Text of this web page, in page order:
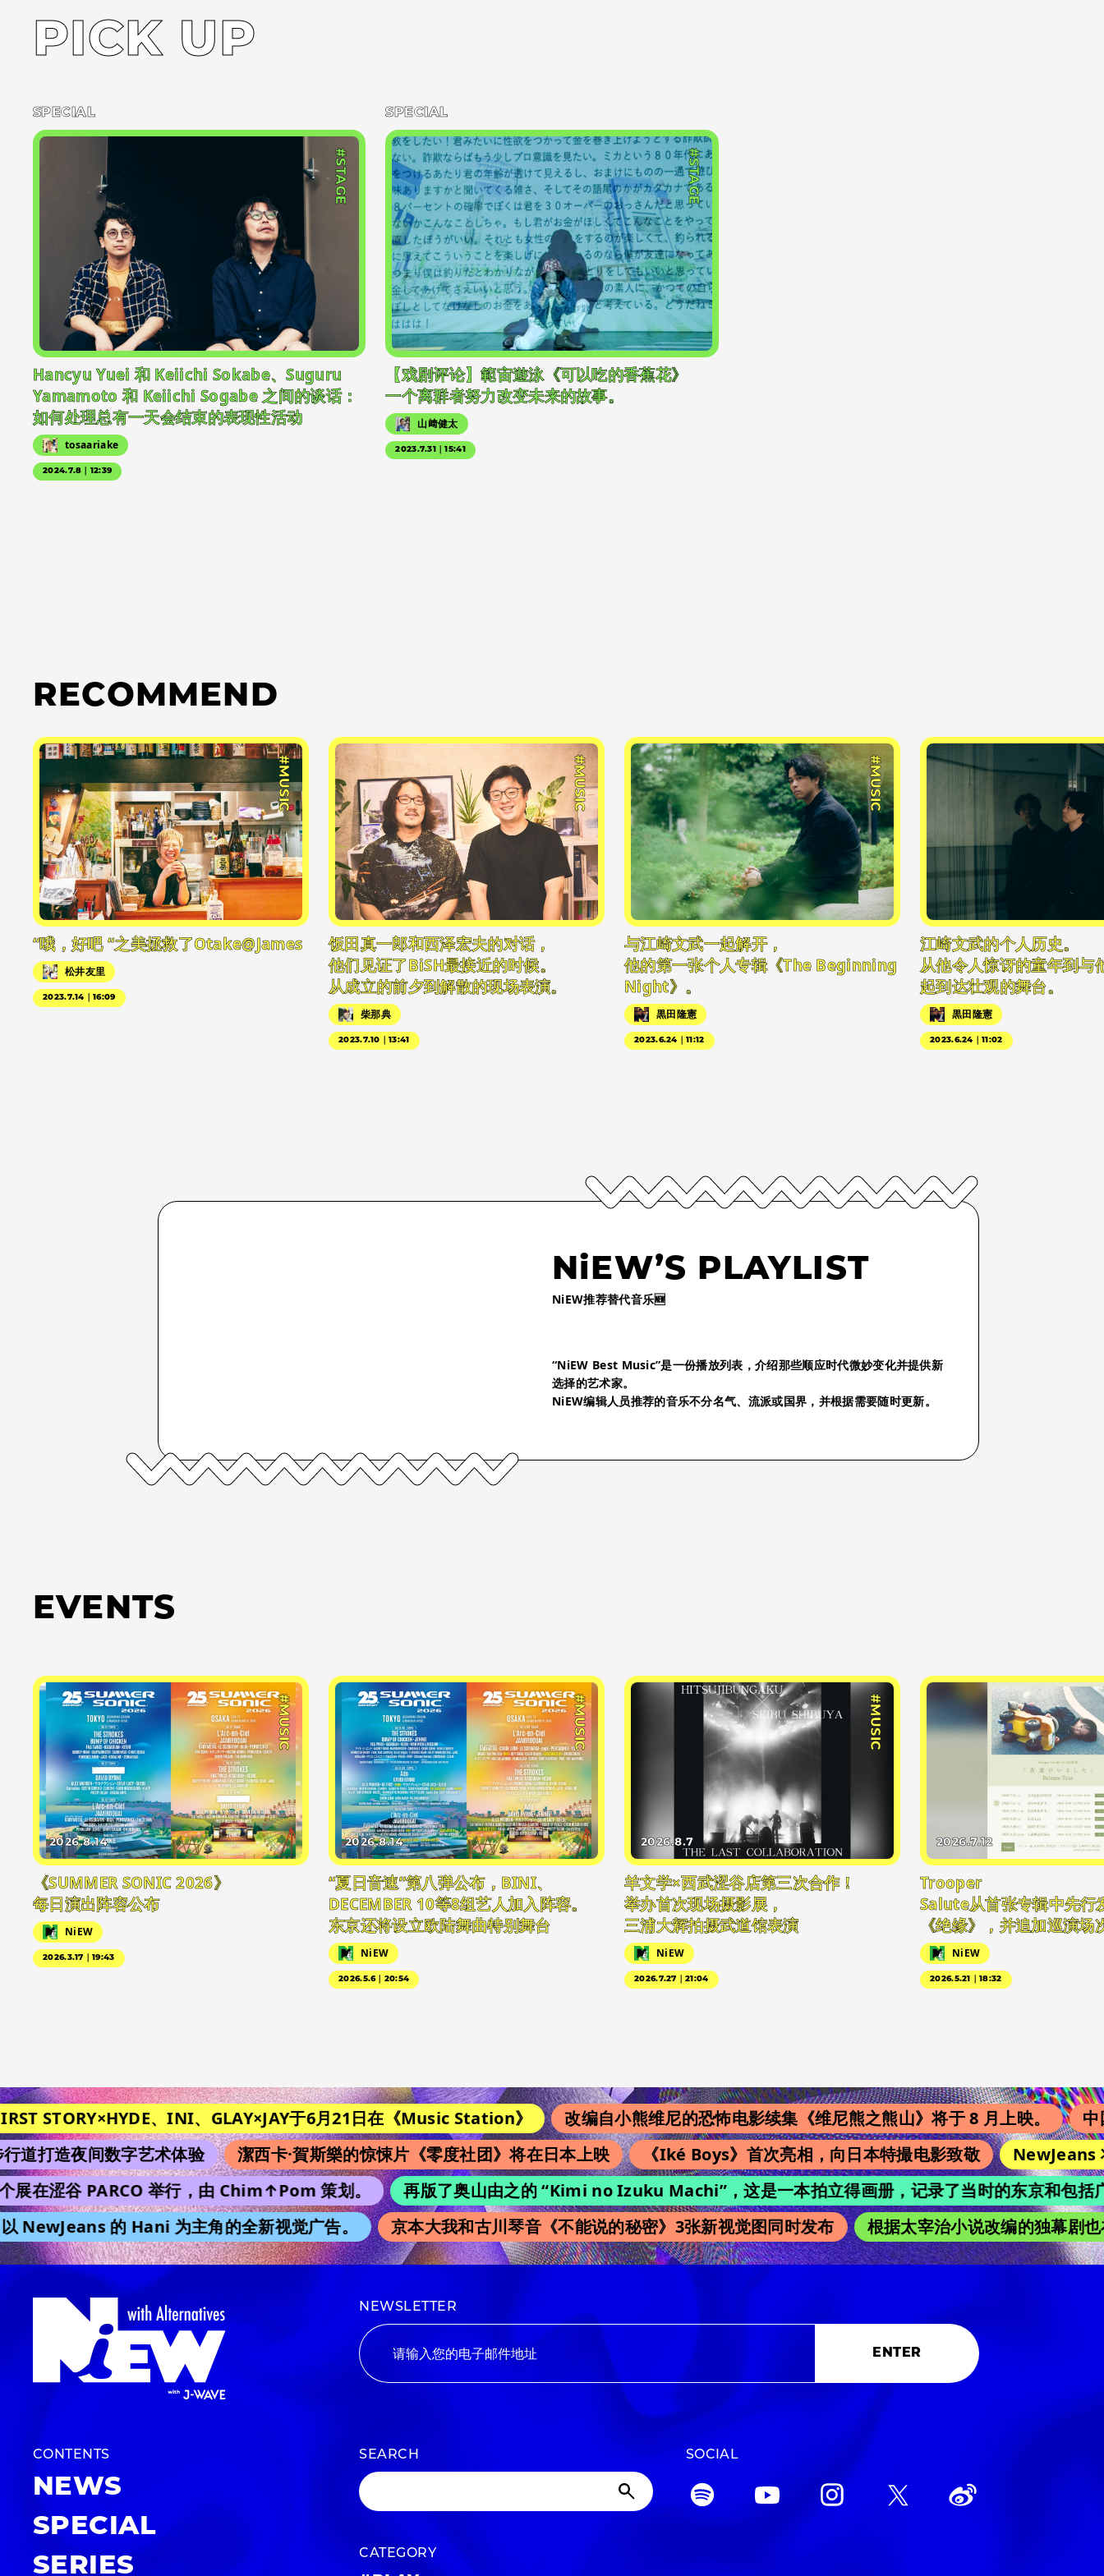
PICK UP
SPECIAL
#STAGE
Hancyu Yuei 和 Keiichi Sokabe、Suguru
Yamamoto 和 Keiichi Sogabe 之间的谈话：
如何处理总有一天会结束的表现性活动
tosaariake
2024.7.8｜12:39
SPECIAL
#STAGE
【戏剧评论】範宙遊泳《可以吃的香蕉花》
一个离群者努力改变未来的故事。
山﨑健太
2023.7.31｜15:41
RECOMMEND
#MUSIC
“哦，好吧 “之美拯救了Otake@James
松井友里
2023.7.14｜16:09
#MUSIC
饭田真一郎和西泽宏夫的对话，
他们见证了BiSH最接近的时候。
从成立的前夕到解散的现场表演。
柴那典
2023.7.10｜13:41
#MUSIC
与江崎文武一起解开，
他的第一张个人专辑《The Beginning
Night》。
黒田隆憲
2023.6.24｜11:12
江崎文武的个人历史。
从他令人惊讶的童年到与
起到达壮观的舞台。
黒田隆憲
2023.6.24｜11:02
NiEW’S PLAYLIST
NiEW推荐替代音乐🆕
“NiEW Best Music”是一份播放列表，介绍那些顺应时代微妙变化并提供新
选择的艺术家。
NiEW编辑人员推荐的音乐不分名气、流派或国界，并根据需要随时更新。
EVENTS
#MUSIC
2026.8.14
《SUMMER SONIC 2026》
每日演出阵容公布
NiEW
2026.3.17｜19:43
#MUSIC
2026.8.14
“夏日音速”第八弹公布，BINI、
DECEMBER 10等8组艺人加入阵容。
东京还将设立欧陆舞曲特别舞台
NiEW
2026.5.6｜20:54
#MUSIC
2026.8.7
羊文学×西武涩谷店第三次合作！
举办首次现场摄影展，
三浦大辉拍摄武道馆表演
NiEW
2026.7.27｜21:04
2026.7.12
Trooper
Salute从首张专辑中先行
《绝缘》，并追加巡演场
NiEW
2026.5.21｜18:32
STORY×HYDE、INI、GLAY×JAY于6月21日在《Music Station》 改编自小熊维尼的恐怖电影续集《维尼熊之熊山》将于 8 月上映。
中国
打造夜间数字艺术体验
潔西卡·賀斯樂的惊悚片《零度社团》将在日本上映 《Iké Boys》首次亮相，向日本特撮电影致敬
NewJeans 将
在涩谷 PARCO 举行，由 Chim↑Pom 策划。
再版了奥山由之的 “Kimi no Izuku Machi”，这是一本拍立得画册，记录了当时的东京和包括广
NewJeans 的 Hani 为主角的全新视觉广告。
京本大我和古川琴音《不能说的秘密》3张新视觉图同时发布 根据太宰治小说改编的独幕剧也
NEWSLETTER
ENTER
CONTENTS
NEWS
SPECIAL
SERIES
SEARCH
CATEGORY
SOCIAL